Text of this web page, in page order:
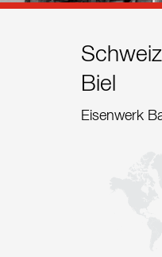
Tools
Fragen &
Biel
Eisenwerk